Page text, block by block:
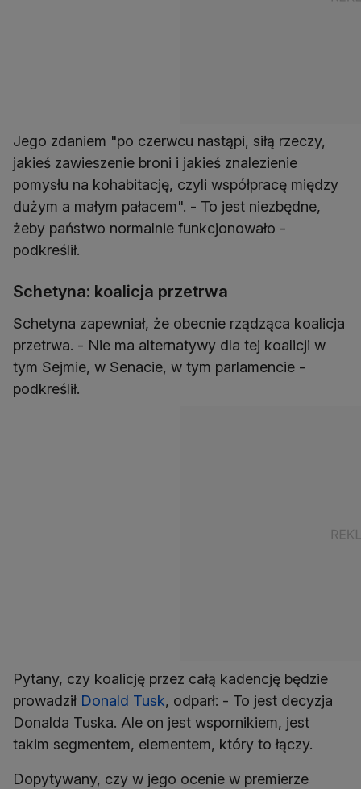
Jego zdaniem "po czerwcu nastąpi, siłą rzeczy,
jakieś zawieszenie broni i jakieś znalezienie
pomysłu na kohabitację, czyli współpracę między
dużym a małym pałacem". - To jest niezbędne,
żeby państwo normalnie funkcjonowało -
podkreślił.
Schetyna: koalicja przetrwa
Schetyna zapewniał, że obecnie rządząca koalicja
przetrwa. - Nie ma alternatywy dla tej koalicji w
tym Sejmie, w Senacie, w tym parlamencie -
podkreślił.
Pytany, czy koalicję przez całą kadencję będzie
prowadził Donald Tusk, odparł: - To jest decyzja
Donalda Tuska. Ale on jest wspornikiem, jest
takim segmentem, elementem, który to łączy.
Dopytywany, czy w jego ocenie w premierze